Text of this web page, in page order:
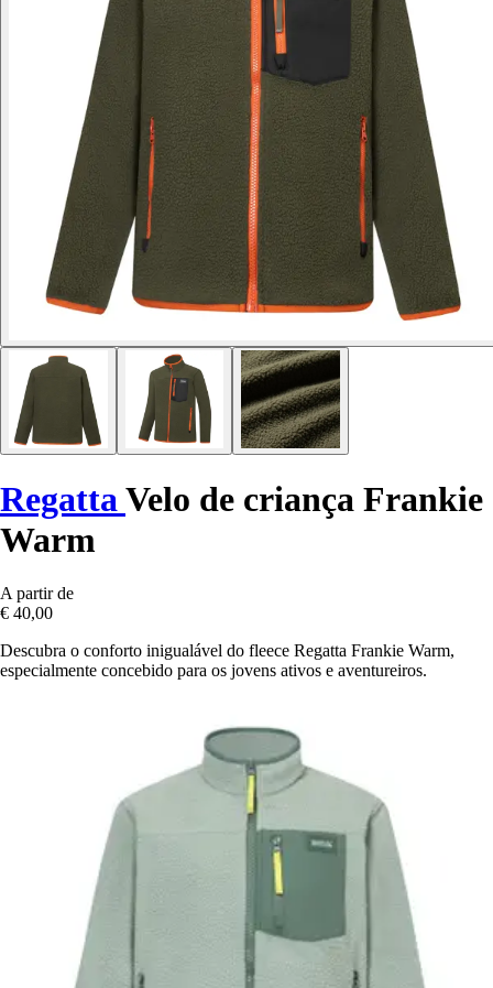
Regatta Velo de criança Frankie
Warm
A partir de
€ 40,00
Descubra o conforto inigualável do fleece Regatta Frankie Warm,
especialmente concebido para os jovens ativos e aventureiros.